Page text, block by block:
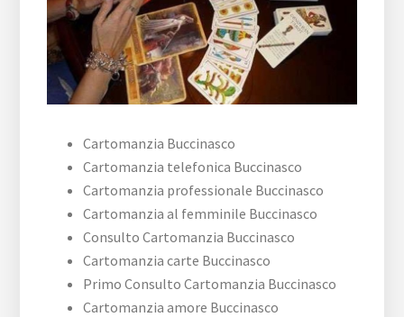
Cartomanzia Buccinasco
Cartomanzia telefonica Buccinasco
Cartomanzia professionale Buccinasco
Cartomanzia al femminile Buccinasco
Consulto Cartomanzia Buccinasco
Cartomanzia carte Buccinasco
Primo Consulto Cartomanzia Buccinasco
Cartomanzia amore Buccinasco